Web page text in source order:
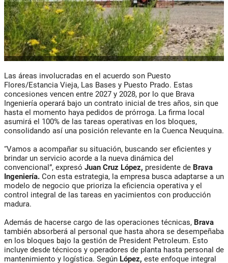
Las áreas involucradas en el acuerdo son Puesto
Flores/Estancia Vieja, Las Bases y Puesto Prado. Estas
concesiones vencen entre 2027 y 2028, por lo que Brava
Ingeniería operará bajo un contrato inicial de tres años, sin que
hasta el momento haya pedidos de prórroga. La firma local
asumirá el 100% de las tareas operativas en los bloques,
consolidando así una posición relevante en la Cuenca Neuquina.
“Vamos a acompañar su situación, buscando ser eficientes y
brindar un servicio acorde a la nueva dinámica del
convencional”, expresó Juan Cruz López, presidente de Brava
Ingeniería. Con esta estrategia, la empresa busca adaptarse a un
modelo de negocio que prioriza la eficiencia operativa y el
control integral de las tareas en yacimientos con producción
madura.
Además de hacerse cargo de las operaciones técnicas, Brava
también absorberá al personal que hasta ahora se desempeñaba
en los bloques bajo la gestión de President Petroleum. Esto
incluye desde técnicos y operadores de planta hasta personal de
mantenimiento y logística. Según López, este enfoque integral